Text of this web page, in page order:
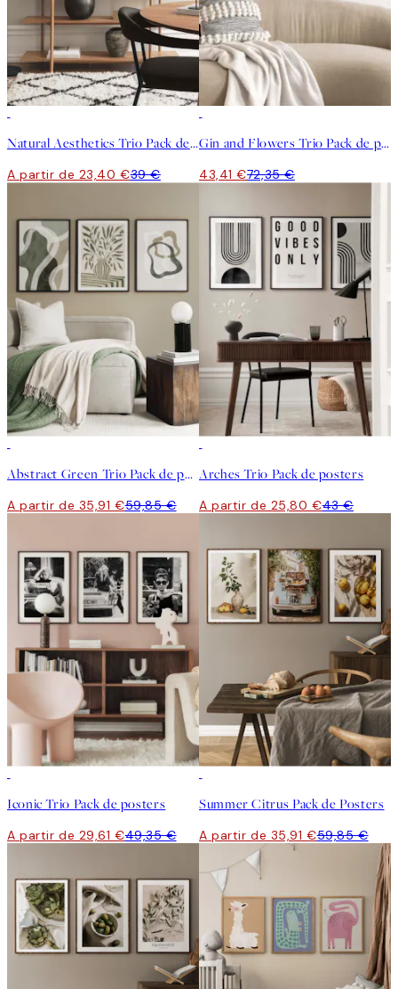
Natural Aesthetics Trio Pack de posters
A partir de 23,40 €39 €
Gin and Flowers Trio Pack de posters
43,41 €72,35 €
Abstract Green Trio Pack de posters
A partir de 35,91 €59,85 €
Arches Trio Pack de posters
A partir de 25,80 €43 €
Iconic Trio Pack de posters
A partir de 29,61 €49,35 €
Summer Citrus Pack de Posters
A partir de 35,91 €59,85 €